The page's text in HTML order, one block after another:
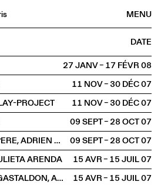
MENU
DATE
27 JANV – 17 FÉVR2008
11 NOV – 30 DÉC2007
PROJECT
11 NOV – 30 DÉC2007
09 SEPT – 28 OCT2007
PRÉLUDE, MARK RAIDPERE, ADRIEN MISSIKA
09 SEPT – 28 OCT2007
ARENDA
15 AVR – 15 JUIL2007
CAROLE BOVE, VIDYA GASTALDON, AMY O'NEILL, MAI-THU PERRET
15 AVR – 15 JUIL2007